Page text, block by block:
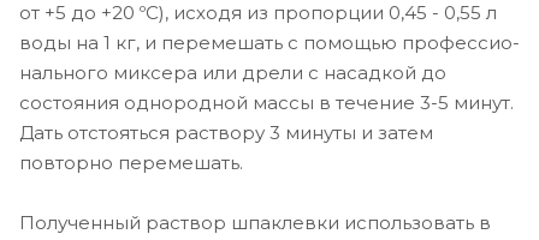
от +5 до +20 ºС), исходя из пропорции 0,45 - 0,55 л
воды на 1 кг, и перемешать с помощью профессио­
нального миксера или дрели с насадкой до
состояния одно­родной массы в течение 3-5 минут.
Дать отстояться раствору 3 минуты и затем
повторно перемешать.
Полученный раствор шпаклевки использовать в